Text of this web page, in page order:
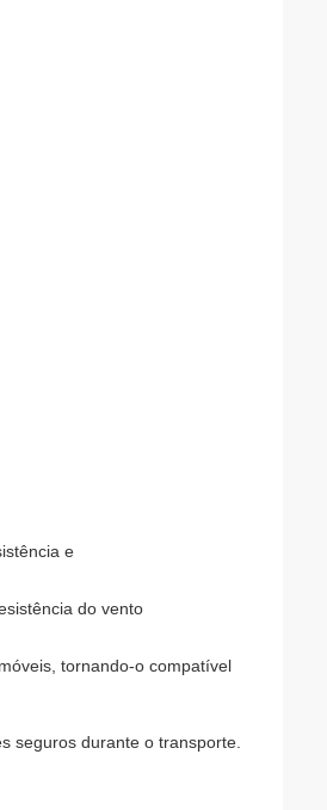
e
do vento
tornando-o compatível
seguros durante o transporte.